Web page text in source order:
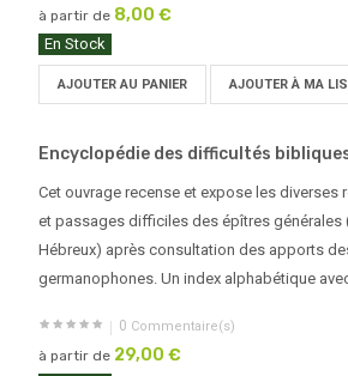
à partir de 8,00 €
En Stock
AJOUTER AU PANIER AJOUTER À MA
Encyclopédie des difficultés
Cet ouvrage recense et expose les
et passages difficiles des épîtres générales
Hébreux) après consultation des apports
germanophones. Un index alphabétique
0 Commentaire(s)
à partir de 29,00 €